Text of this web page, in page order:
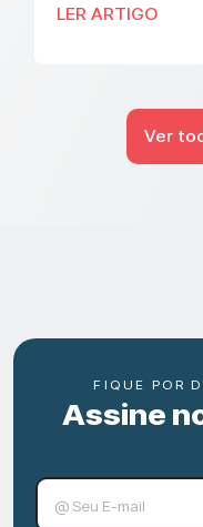
LER ARTIGO
Ver
FIQUE POR
Assine